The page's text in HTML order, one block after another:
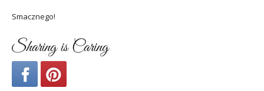
Smacznego!
Sharing is Caring